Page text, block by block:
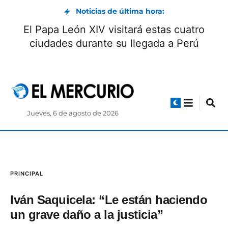
Noticias de última hora:
es el delantero que domina la tabla
goleadores del Mundialito de los Pobres?
Jueves, 6 de agosto de 2026
PRINCIPAL
Iván Saquicela: “Le están haciendo
un grave daño a la justicia”